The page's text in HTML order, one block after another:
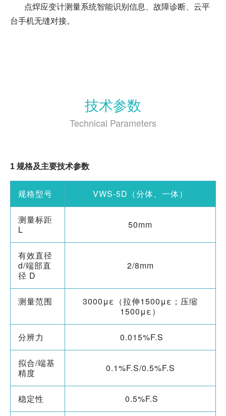
点焊应变计测量系统智能识别信息、故障诊断、云平
台手机无缝对接。
技术参数
Technical Parameters
1 规格及主要技术参数
规格型号 VWS-5D（分体、一体）
测量标距
L
50mm
有效直径
d/端部直
径 D
2/8mm
测量范围
3000με（拉伸1500με；压缩
1500με）
分辨力 0.015%F.S
拟合/端基
精度
0.1%F.S/0.5%F.S
稳定性 0.5%F.S